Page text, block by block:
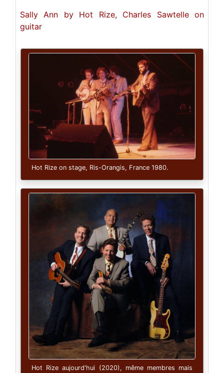
Sally Ann by Hot Rize, Charles Sawtelle on
guitar
Hot Rize on stage, Ris-Orangis, France 1980.
Hot Rize aujourd'hui (2020), même membres mais